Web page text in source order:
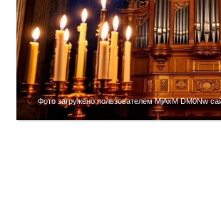
Фото загружено пользователем MjAxM DM0Nw